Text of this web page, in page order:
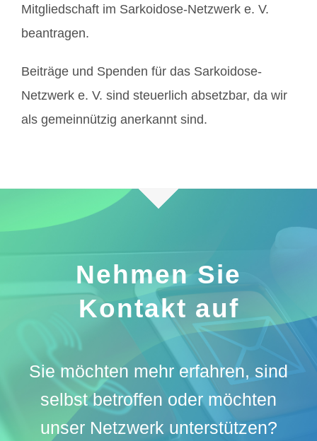
Mitgliedschaft im Sarkoidose-Netzwerk e. V.
beantragen.
Beiträge und Spenden für das Sarkoidose-
Netzwerk e. V. sind steuerlich absetzbar, da wir
als gemeinnützig anerkannt sind.
Nehmen Sie
Kontakt auf
Sie möchten mehr erfahren, sind
selbst betroffen oder möchten
unser Netzwerk unterstützen?